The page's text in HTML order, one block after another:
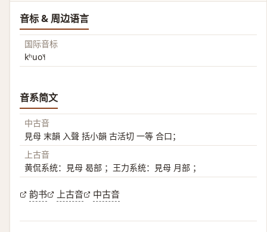
音标 & 周边语言
国际音标
kʰuo˥˧
音系简文
中古音
見母 末韻 入聲 括小韻 古活切 一等 合口；
上古音
黄侃系统：見母 曷部 ；王力系统：見母 月部 ；
韵书 上古音 中古音